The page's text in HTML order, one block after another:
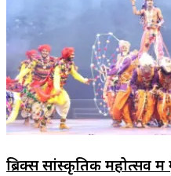
ब्रिक्स सांस्कृतिक महोत्सव